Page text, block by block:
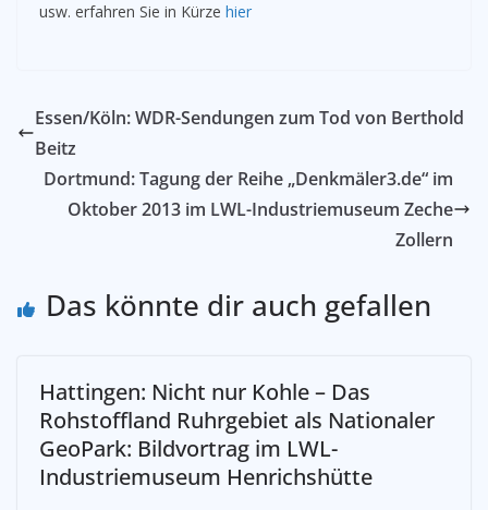
usw. erfahren Sie in Kürze hier
Essen/Köln: WDR-Sendungen zum Tod von Berthold
Beitz
Dortmund: Tagung der Reihe „Denkmäler3.de“ im
Oktober 2013 im LWL-Industriemuseum Zeche
Zollern
Das könnte dir auch gefallen
Hattingen: Nicht nur Kohle – Das
Rohstoffland Ruhrgebiet als Nationaler
GeoPark: Bildvortrag im LWL-
Industriemuseum Henrichshütte